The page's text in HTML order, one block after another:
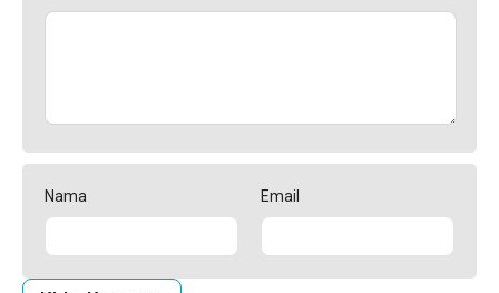
Nama Email